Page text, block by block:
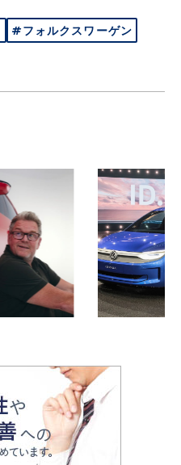
#フォルクスワーゲン